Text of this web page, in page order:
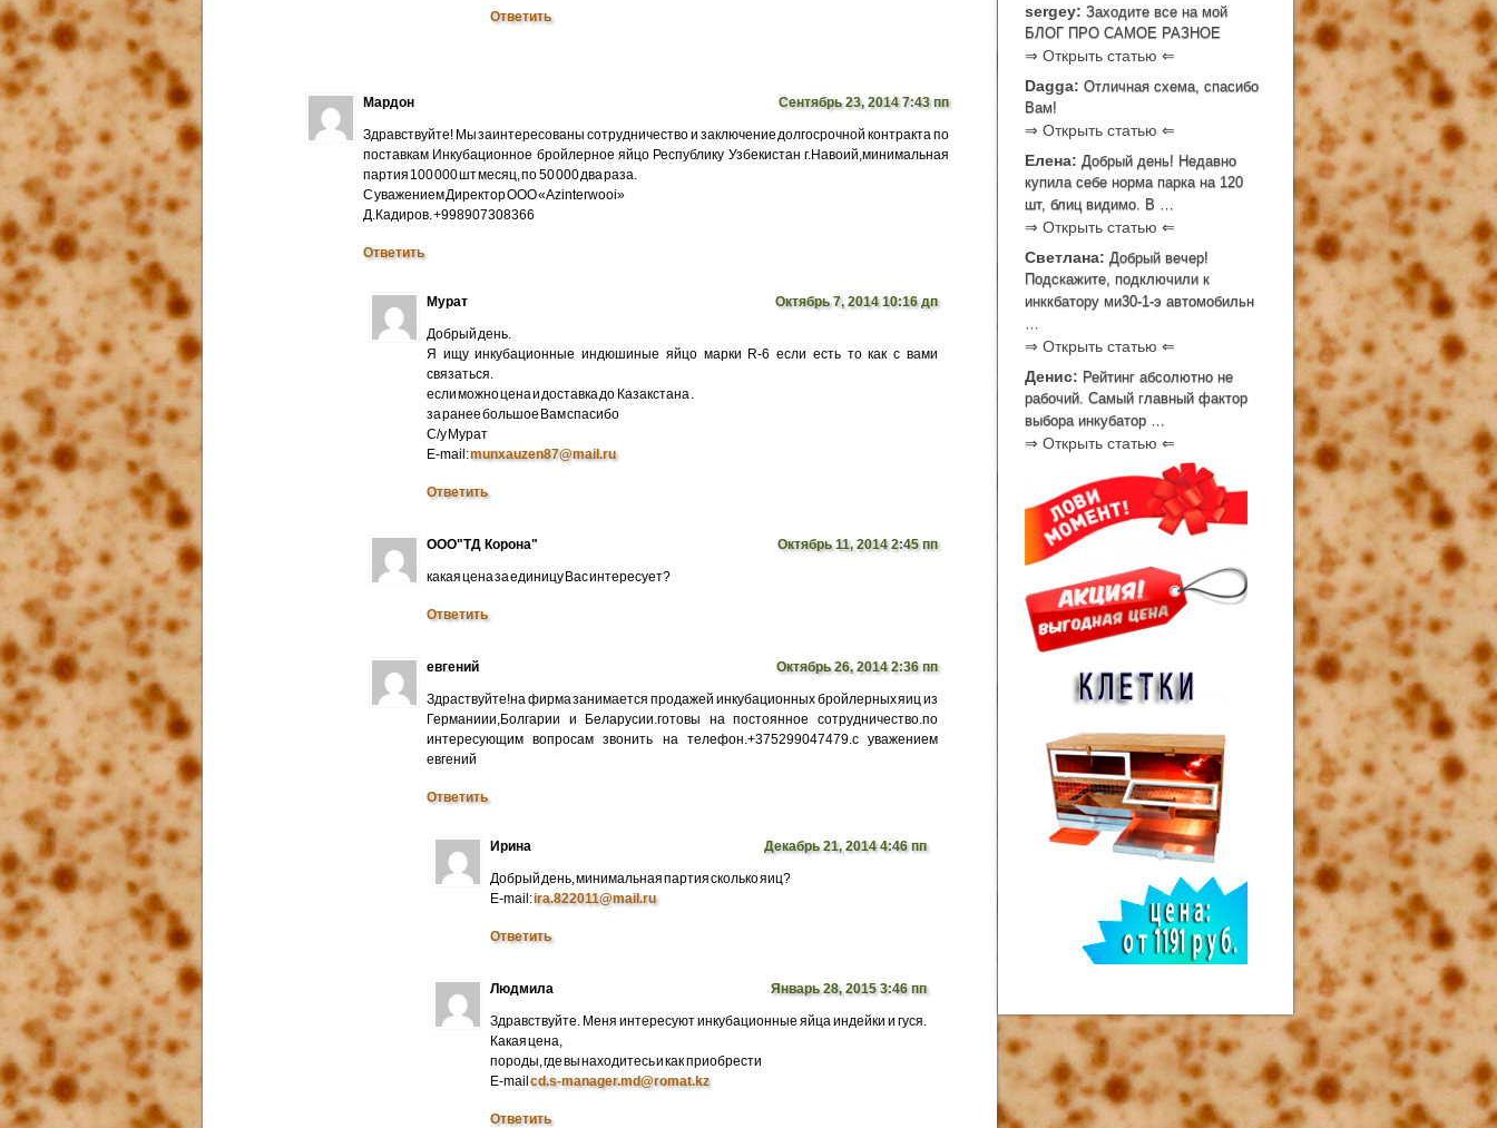
Ответить
Мардон Сентябрь 23, 2014 7:43 пп
Здравствуйте! Мы заинтересованы сотрудничество и заключение долгосрочной контракта по
поставкам Инкубационное бройлерное яйцо Республику Узбекистан г.Навоий,минимальная
партия 100 000 шт месяц, по 50 000 два раза.
С уважением Директор ООО «Azinterwooi»
Д.Кадиров. +998907308366
Ответить
Мурат Октябрь 7, 2014 10:16 дп
Добрый день.
Я ищу инкубационные индюшиные яйцо марки R-6 если есть то как с вами
связаться.
если можно цена и доставка до Казакстана .
за ранее большое Вам спасибо
С/у Мурат
E-mail:munxauzen87@mail.ru
Ответить
ООО"ТД Корона" Октябрь 11, 2014 2:45 пп
какая цена за единицу Вас интересует?
Ответить
евгений Октябрь 26, 2014 2:36 пп
Здраствуйте!на фирма занимается продажей инкубационных бройлерных яиц из
Германиии,Болгарии и Беларусии.готовы на постоянное сотрудничество.по
интересующим вопросам звонить на телефон.+375299047479.с уважением
евгений
Ответить
Ирина Декабрь 21, 2014 4:46 пп
Добрый день, минимальная партия сколько яиц?
E-mail:ira.822011@mail.ru
Ответить
Людмила Январь 28, 2015 3:46 пп
Здравствуйте. Меня интересуют инкубационные яйца индейки и гуся.
Какая цена,
породы, где вы находитесь и как приобрести
E-mailcd.s-manager.md@romat.kz
Ответить
sergey: Заходите все на мой
БЛОГ ПРО САМОЕ РАЗНОЕ
⇒ Открыть статью ⇐
Dagga: Отличная схема, спасибо
Вам!
⇒ Открыть статью ⇐
Елена: Добрый день! Недавно
купила себе норма парка на 120
шт, блиц видимо. В …
⇒ Открыть статью ⇐
Светлана: Добрый вечер!
Подскажите, подключили к
инккбатору ми30-1-э автомобильн
…
⇒ Открыть статью ⇐
Денис: Рейтинг абсолютно не
рабочий. Самый главный фактор
выбора инкубатор …
⇒ Открыть статью ⇐